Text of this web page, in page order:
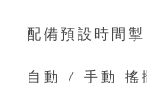
配備預設時間掣
自動 / 手動 搖